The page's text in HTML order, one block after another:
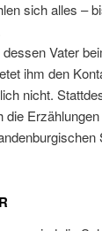
sich alles –
dessen Vater
ihm den
nicht.
die